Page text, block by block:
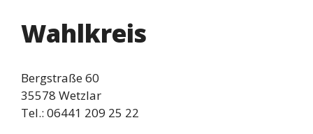
Wahlkreis
Bergstraße 60
35578 Wetzlar
Tel.: 06441 209 25 22